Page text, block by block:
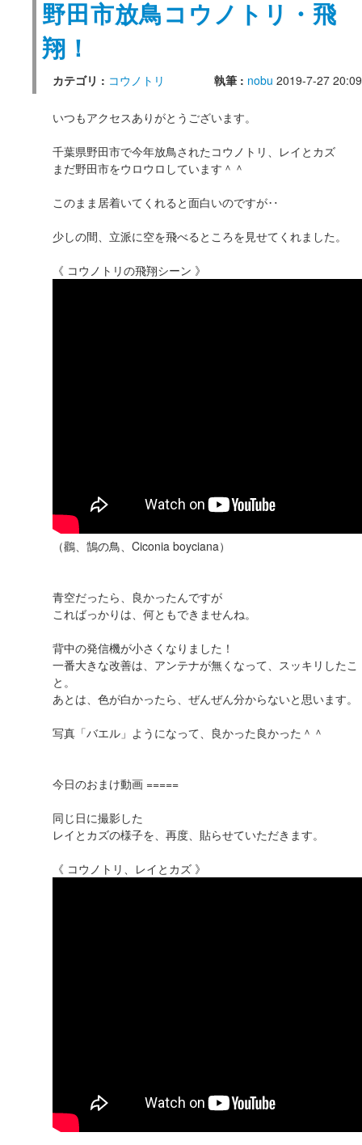
野田市放鳥コウノトリ・飛
翔！
カテゴリ : コウノトリ 執筆 : nobu 2019-7-27 20:09
いつもアクセスありがとうございます。
千葉県野田市で今年放鳥されたコウノトリ、レイとカズ
まだ野田市をウロウロしています＾＾
このまま居着いてくれると面白いのですが‥
少しの間、立派に空を飛べるところを見せてくれました。
《 コウノトリの飛翔シーン 》
（鸛、鵠の鳥、Ciconia boyciana）
青空だったら、良かったんですが
こればっかりは、何ともできませんね。
背中の発信機が小さくなりました！
一番大きな改善は、アンテナが無くなって、スッキリしたこ
と。
あとは、色が白かったら、ぜんぜん分からないと思います。
写真「バエル」ようになって、良かった良かった＾＾
今日のおまけ動画 =====
同じ日に撮影した
レイとカズの様子を、再度、貼らせていただきます。
《 コウノトリ、レイとカズ 》